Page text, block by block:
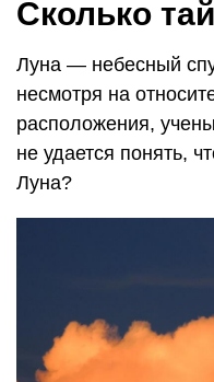
Сколько
Луна — небесный
несмотря на
расположения,
не удается понять,
Луна?